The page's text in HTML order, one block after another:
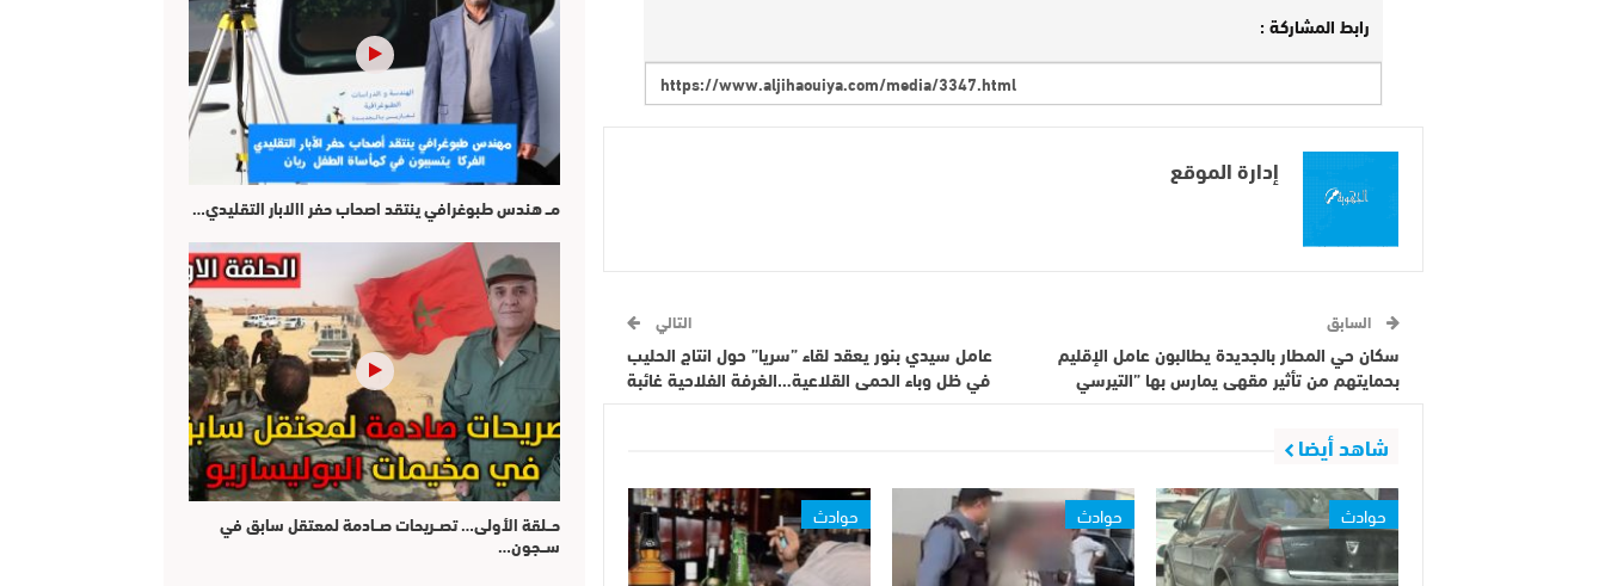
رابط المشاركة :
إدارة الموقع
السابق
سكان حي المطار بالجديدة يطالبون عامل الإقليم
بحمايتهم من تأثير مقهى يمارس بها ”التيرسي
التالي
عامل سيدي بنور يعقد لقاء ”سريا” حول انتاج الحليب
في ظل وباء الحمى القلاعية…الغرفة الفلاحية غائبة
شاهد أيضا
حوادث حوادث حوادث
مــ هندس طبوغرافي ينتقد اصحاب حفر االابار التقليدي…
حــلقة الأولى… تصــريحات صــادمة لمعتقل سابق في
ســجون…